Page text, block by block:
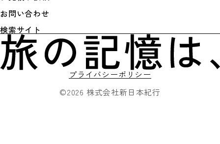
お問い合わせ
検索サイト
©2026 株式会社新日本紀行
プライバシーポリシー